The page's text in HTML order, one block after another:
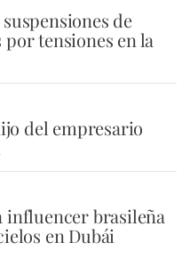
de
tensiones en la
del empresario
influencer brasileña
en Dubái